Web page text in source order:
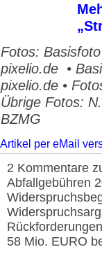
Fotos:
pixelio.de •
pixelio.de •
Übrige Fotos:
BZMG
Artikel per eMail
2 Kommentare
Abfallgebühren
58 Mio. EURO